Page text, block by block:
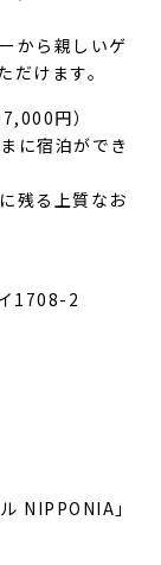
から親しいゲ
だけます。
円）
に宿泊ができ
残る上質なお
1708-2
NIPPONIA」